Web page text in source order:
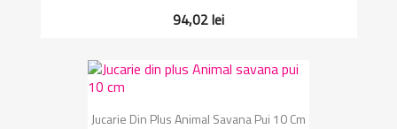
94,02 lei
Jucarie Din Plus Animal Savana Pui 10 Cm